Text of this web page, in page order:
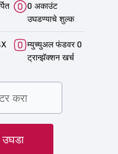
0 अकाउंट
उघडण्याचे शुल्क
म्युच्युअल फंडवर 0
ट्रान्झॅक्शन खर्च